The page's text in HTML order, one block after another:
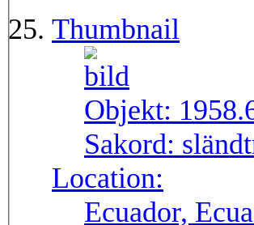
Thumbnail
Objekt:
Sakord:
Location:
Ecuador,